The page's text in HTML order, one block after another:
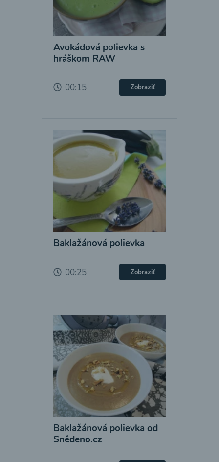
Avokádová polievka s
hráškom RAW
00:15 Zobraziť
Baklažánová polievka
00:25 Zobraziť
Baklažánová polievka od
Snědeno.cz